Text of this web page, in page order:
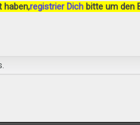
haben,registrier Dich bitte um den